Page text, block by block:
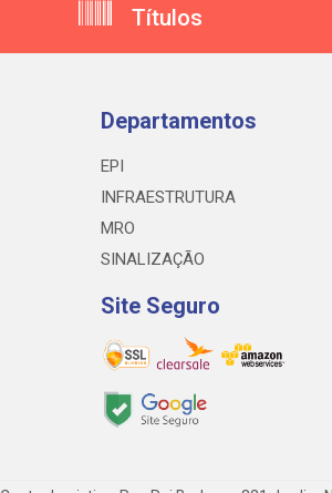
Títulos
Departamentos
EPI
INFRAESTRUTURA
MRO
SINALIZAÇÃO
Site Seguro